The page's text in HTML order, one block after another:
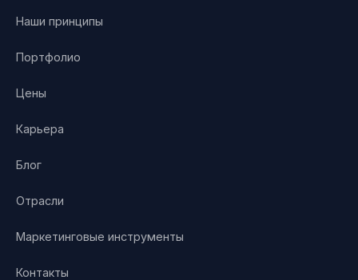
Наши принципы
Портфолио
Цены
Карьера
Блог
Отрасли
Маркетинговые инструменты
Контакты